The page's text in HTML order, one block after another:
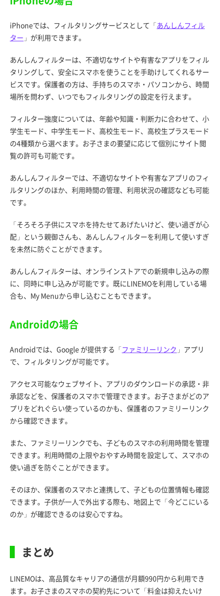
iPhoneでは、フィルタリングサービスとして「あんしんフィル
ター 」が利用できます。
あんしんフィルターは、不適切なサイトや有害なアプリをフィル
タリングして、安全にスマホを使うことを手助けしてくれるサー
ビスです。保護者の方は、手持ちのスマホ・パソコンから、時間
場所を問わず、いつでもフィルタリングの設定を行えます。
フィルター強度については、年齢や知識・判断力に合わせて、小
学生モード、中学生モード、高校生モード、高校生プラスモード
の4種類から選べます。お子さまの要望に応じて個別にサイト閲
覧の許可も可能です。
あんしんフィルターでは、不適切なサイトや有害なアプリのフィ
ルタリングのほか、利用時間の管理、利用状況の確認なども可能
です。
「そろそろ子供にスマホを持たせてあげたいけど、使い過ぎが心
配」という親御さんも、あんしんフィルターを利用して使いすぎ
を未然に防ぐことができます。
あんしんフィルターは、オンラインストアでの新規申し込みの際
に、同時に申し込みが可能です。既にLINEMOを利用している場
合も、My Menuから申し込むこともできます。
Androidの場合
Androidでは、Google が提供する「ファミリーリンク 」アプリ
で、フィルタリングが可能です。
アクセス可能なウェブサイト、アプリのダウンロードの承認・非
承認などを、保護者のスマホで管理できます。お子さまがどのア
プリをどれぐらい使っているのかも、保護者のファミリーリンク
から確認できます。
また、ファミリーリンクでも、子どものスマホの利用時間を管理
できます。利用時間の上限やおやすみ時間を設定して、スマホの
使い過ぎを防ぐことができます。
そのほか、保護者のスマホと連携して、子どもの位置情報も確認
できます。子供が一人で外出する際も、地図上で「今どこにいる
のか」が確認できるのは安心ですね。
まとめ
LINEMOは、高品質なキャリアの通信が月額990円から利用でき
ます。お子さまのスマホの契約先について「料金は抑えたいけ